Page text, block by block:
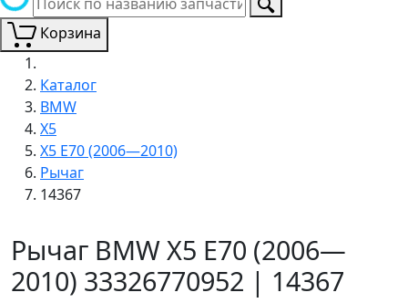
Корзина
Каталог
BMW
X5
X5 E70 (2006—2010)
Рычаг
14367
Рычаг BMW X5 E70 (2006—
2010) 33326770952 | 14367